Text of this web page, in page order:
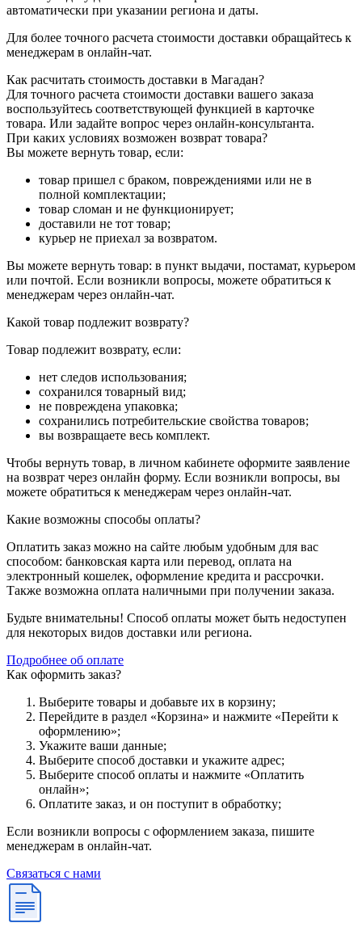
автоматически при указании региона и даты.
Для более точного расчета стоимости доставки обращайтесь к
менеджерам в онлайн-чат.
Как расчитать стоимость доставки в Магадан?
Для точного расчета стоимости доставки вашего заказа
воспользуйтесь соответствующей функцией в карточке
товара. Или задайте вопрос через онлайн-консультанта.
При каких условиях возможен возврат товара?
Вы можете вернуть товар, если:
товар пришел с браком, повреждениями или не в
полной комплектации;
товар сломан и не функционирует;
доставили не тот товар;
курьер не приехал за возвратом.
Вы можете вернуть товар: в пункт выдачи, постамат, курьером
или почтой. Если возникли вопросы, можете обратиться к
менеджерам через онлайн-чат.
Какой товар подлежит возврату?
Товар подлежит возврату, если:
нет следов использования;
сохранился товарный вид;
не повреждена упаковка;
сохранились потребительские свойства товаров;
вы возвращаете весь комплект.
Чтобы вернуть товар, в личном кабинете оформите заявление
на возврат через онлайн форму. Если возникли вопросы, вы
можете обратиться к менеджерам через онлайн-чат.
Какие возможны способы оплаты?
Оплатить заказ можно на сайте любым удобным для вас
способом: банковская карта или перевод, оплата на
электронный кошелек, оформление кредита и рассрочки.
Также возможна оплата наличными при получении заказа.
Будьте внимательны! Способ оплаты может быть недоступен
для некоторых видов доставки или региона.
Подробнее об оплате
Как оформить заказ?
Выберите товары и добавьте их в корзину;
Перейдите в раздел «Корзина» и нажмите «Перейти к
оформлению»;
Укажите ваши данные;
Выберите способ доставки и укажите адрес;
Выберите способ оплаты и нажмите «Оплатить
онлайн»;
Оплатите заказ, и он поступит в обработку;
Если возникли вопросы с оформлением заказа, пишите
менеджерам в онлайн-чат.
Связаться с нами